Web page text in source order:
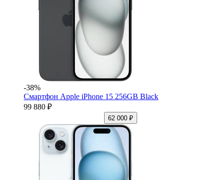
-38%
Смартфон Apple iPhone 15 256GB Black
99 880 ₽
62 000 ₽